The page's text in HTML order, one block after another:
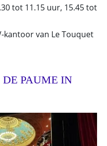
tot 11.15 uur, 15.45 tot
kantoor van Le Touquet
PAUME IN